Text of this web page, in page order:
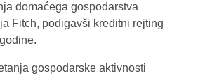
domaćega gospodarstva
Fitch, podigavši kreditni rejting
gospodarske aktivnosti